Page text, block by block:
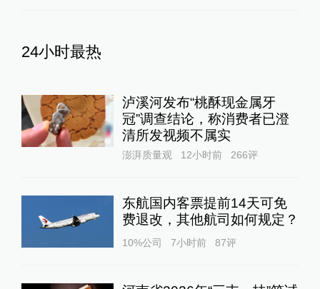
24小时最热
泸溪河发布“桃酥现金属牙
冠”调查结论，称消费者已澄
清所发视频不属实
澎湃质量观 12小时前 266评
东航国内客票提前14天可免
费退改，其他航司如何规定？
10%公司 7小时前 87评